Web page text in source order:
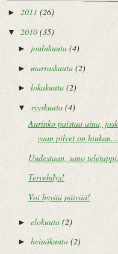
► 2011 (26)
▼ 2010 (35)
► joulukuuta (4)
► marraskuuta (2)
► lokakuuta (2)
▼ syyskuuta (4)
Aurinko paistaa aina,
vaan pilvet on hiukan...
Uudestaan, sano
Tervehdys!
Voi hyvää päivää!
► elokuuta (2)
► heinäkuuta (2)